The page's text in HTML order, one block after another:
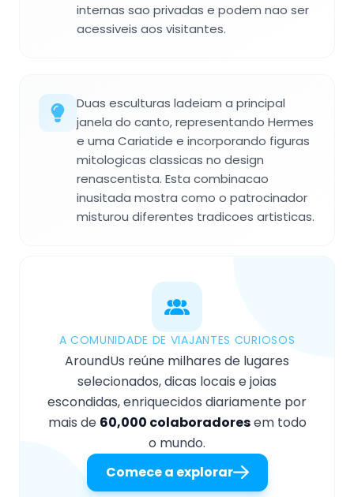
internas sao privadas e podem nao ser
acessiveis aos visitantes.
Duas esculturas ladeiam a principal
janela do canto, representando Hermes
e uma Cariatide e incorporando figuras
mitologicas classicas no design
renascentista. Esta combinacao
inusitada mostra como o patrocinador
misturou diferentes tradicoes artisticas.
A COMUNIDADE DE VIAJANTES CURIOSOS
AroundUs reúne milhares de lugares
selecionados, dicas locais e joias
escondidas, enriquecidos diariamente por
mais de 60,000 colaboradoresem todo
o mundo.
Comece a explorar